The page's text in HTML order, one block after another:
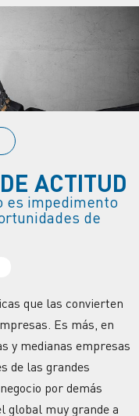
ACTITUD
es impedimento
de
que las convierten
Es más, en
y medianas empresas
de las grandes
por demás
global muy grande a